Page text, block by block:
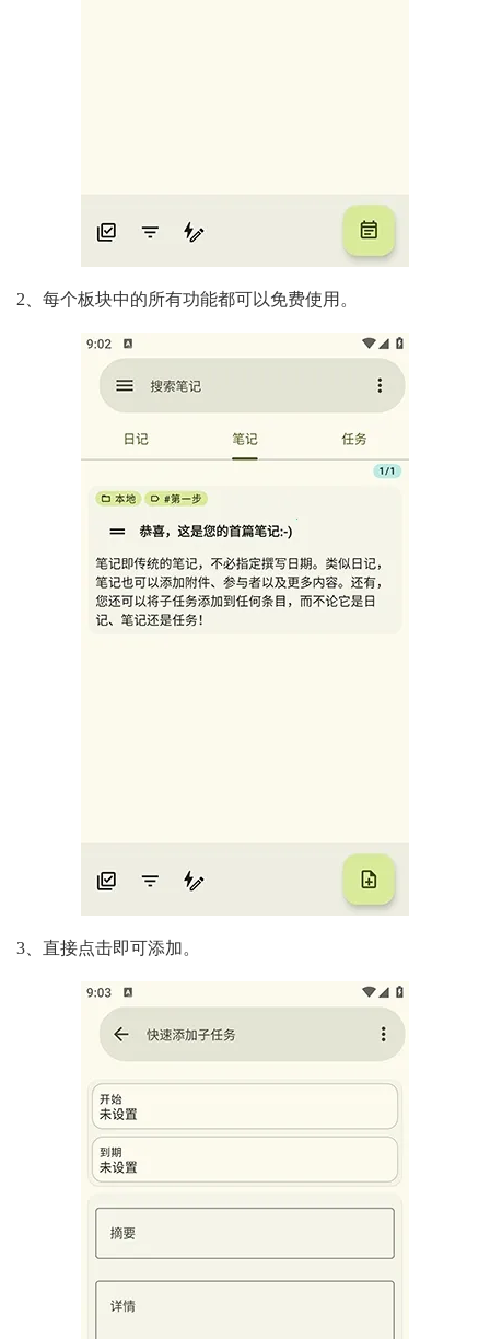
2、每个板块中的所有功能都可以免费使用。
3、直接点击即可添加。